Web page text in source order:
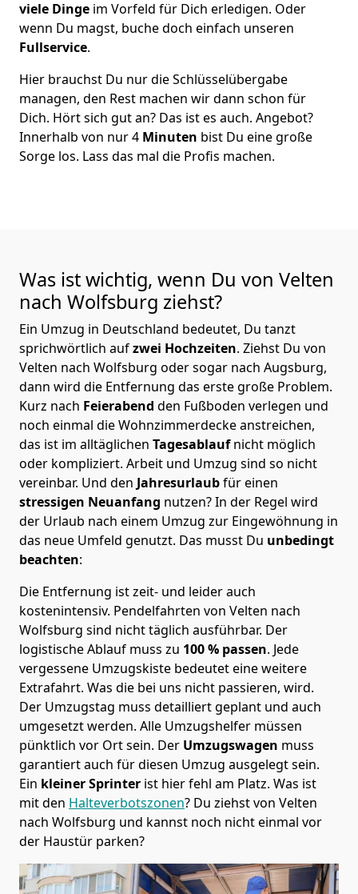
viele Dinge im Vorfeld für Dich erledigen. Oder
wenn Du magst, buche doch einfach unseren
Fullservice.
Hier brauchst Du nur die Schlüsselübergabe
managen, den Rest machen wir dann schon für
Dich. Hört sich gut an? Das ist es auch. Angebot?
Innerhalb von nur 4 Minuten bist Du eine große
Sorge los. Lass das mal die Profis machen.
Was ist wichtig, wenn Du von Velten
nach Wolfsburg ziehst?
Ein Umzug in Deutschland bedeutet, Du tanzt
sprichwörtlich aufzwei Hochzeiten. Ziehst Du von
Velten nach Wolfsburg oder sogar nach Augsburg,
dann wird die Entfernung das erste große Problem.
Kurz nach Feierabend den Fußboden verlegen und
noch einmal die Wohnzimmerdecke anstreichen,
das ist im alltäglichen Tagesablaufnicht möglich
oder kompliziert. Arbeit und Umzug sind so nicht
vereinbar. Und den Jahresurlaubfür einen
stressigen Neuanfang nutzen? In der Regel wird
der Urlaub nach einem Umzug zur Eingewöhnung in
das neue Umfeld genutzt. Das musst Du unbedingt
beachten:
Die Entfernung ist zeit- und leider auch
kostenintensiv. Pendelfahrten von Velten nach
Wolfsburg sind nicht täglich ausführbar. Der
logistische Ablauf muss zu 100 % passen. Jede
vergessene Umzugskiste bedeutet eine weitere
Extrafahrt. Was die bei uns nicht passieren, wird.
Der Umzugstag muss detailliert geplant und auch
umgesetzt werden. Alle Umzugshelfer müssen
pünktlich vor Ort sein. Der Umzugswagen muss
garantiert auch für diesen Umzug ausgelegt sein.
Ein kleiner Sprinter ist hier fehl am Platz. Was ist
mit den Halteverbotszonen? Du ziehst von Velten
nach Wolfsburg und kannst noch nicht einmal vor
der Haustür parken?